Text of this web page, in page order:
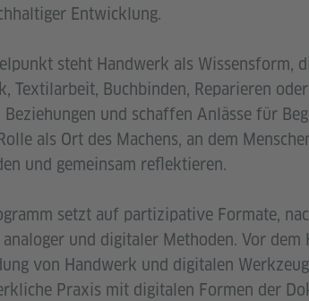
Entwicklung.
steht Handwerk als Wissensform,
Textilarbeit, Buchbinden, Reparieren
Beziehungen und schaffen Anlässe für
als Ort des Machens, an dem
und gemeinsam reflektieren.
setzt auf partizipative Formate,
analoger und digitaler Methoden. Vor
von Handwerk und digitalen
Praxis mit digitalen Formen der